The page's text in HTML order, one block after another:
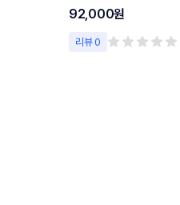
92,000원
리뷰 0